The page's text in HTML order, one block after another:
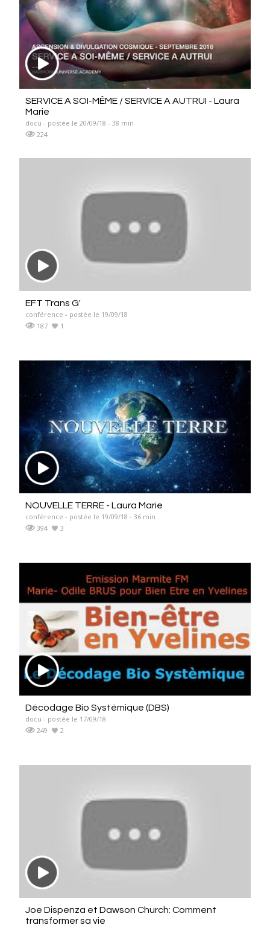
SERVICE A SOI-MÊME / SERVICE A AUTRUI - Laura
Marie
docu - postée le 20/09/18 - 38 min
224
EFT Trans G'
conférence - postée le 19/09/18
187
1
NOUVELLE TERRE - Laura Marie
conférence - postée le 19/09/18 - 36 min
394
3
Décodage Bio Systèmique (DBS)
docu - postée le 17/09/18
249
2
Joe Dispenza et Dawson Church: Comment
transformer sa vie